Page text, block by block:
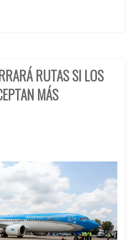
RUTAS SI LOS
MÁS